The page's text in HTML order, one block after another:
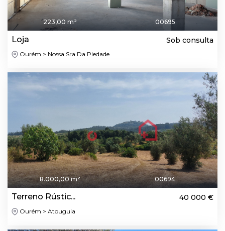
223,00 m² 00695
Loja Sob consulta
Ourém > Nossa Sra Da Piedade
8.000,00 m² 00694
Terreno Rústic... 40 000 €
Ourém > Atouguia